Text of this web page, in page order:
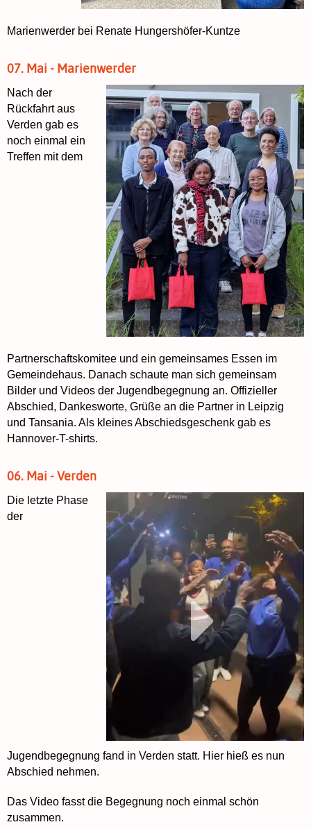
Marienwerder bei Renate Hungershöfer-Kuntze
07. Mai - Marienwerder
Nach der
Rückfahrt aus
Verden gab es
noch einmal ein
Treffen mit dem
Partnerschaftskomitee und ein gemeinsames Essen im
Gemeindehaus. Danach schaute man sich gemeinsam
Bilder und Videos der Jugendbegegnung an. Offizieller
Abschied, Dankesworte, Grüße an die Partner in Leipzig
und Tansania. Als kleines Abschiedsgeschenk gab es
Hannover-T-shirts.
06. Mai - Verden
Die letzte Phase
der
Jugendbegegnung fand in Verden statt. Hier hieß es nun
Abschied nehmen.
Das Video fasst die Begegnung noch einmal schön
zusammen.